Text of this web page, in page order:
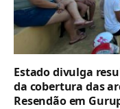
Estado divulga
da cobertura das
Resendão em